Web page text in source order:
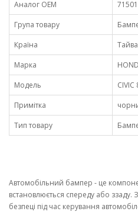
Аналог OEM
Група товару
Країна
Марка
Модель
CIVIC
Примітка
Тип товару
Автомобільний бампер - це
встановлюється спереду або
безпеці під час керування